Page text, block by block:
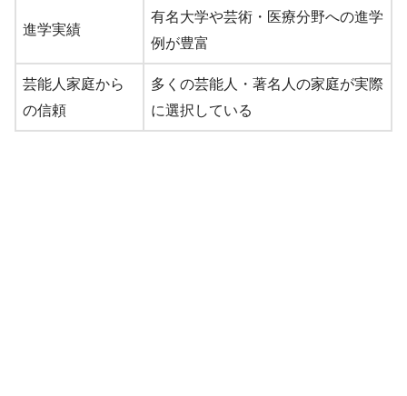
進学実績
有名大学や芸術・医療分野への進学
例が豊富
芸能人家庭から
の信頼
多くの芸能人・著名人の家庭が実際
に選択している